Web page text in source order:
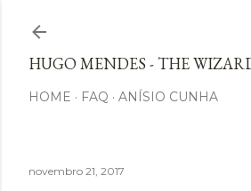
HUGO MENDES - THE
HOME FAQ ANÍSIO CUNHA
novembro 21, 2017